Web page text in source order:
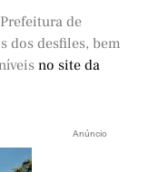
de
dos desfiles, bem
no site da
Anúncio